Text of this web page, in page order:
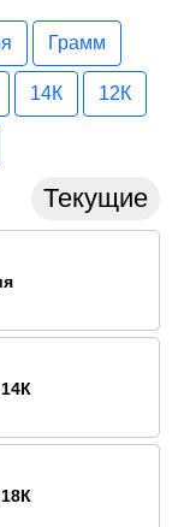
Грамм
14К 12К
Текущие